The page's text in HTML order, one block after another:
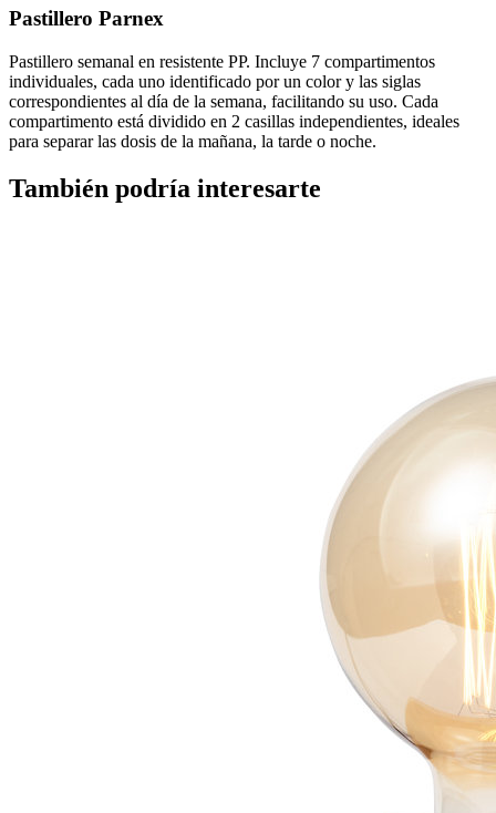
Pastillero Parnex
Pastillero semanal en resistente PP. Incluye 7 compartimentos
individuales, cada uno identificado por un color y las siglas
correspondientes al día de la semana, facilitando su uso. Cada
compartimento está dividido en 2 casillas independientes, ideales
para separar las dosis de la mañana, la tarde o noche.
También podría interesarte